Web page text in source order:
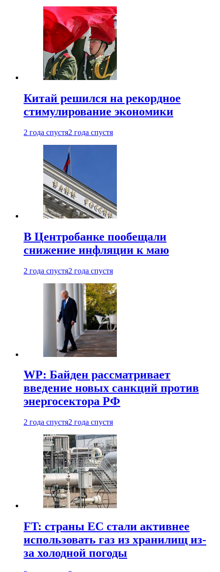
Китай решился на рекордное
стимулирование экономики
2 года спустя2 года спустя
В Центробанке пообещали
снижение инфляции к маю
2 года спустя2 года спустя
WP: Байден рассматривает
введение новых санкций против
энергосектора РФ
2 года спустя2 года спустя
FT: страны ЕС стали активнее
использовать газ из хранилищ из-
за холодной погоды